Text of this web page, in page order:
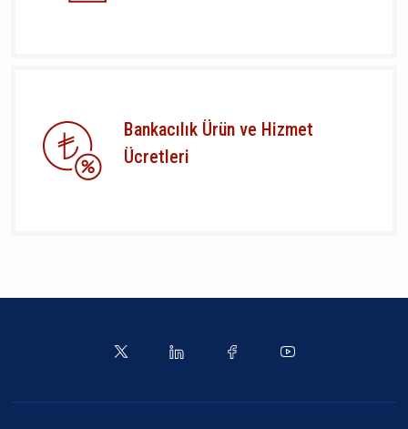
Bankacılık Ürün ve Hizmet
Ücretleri